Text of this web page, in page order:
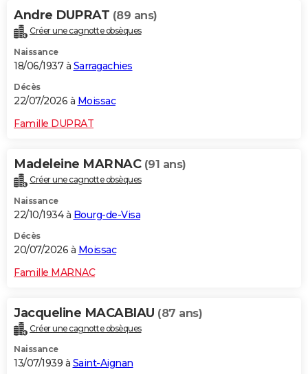
Bricolage
Lifestyle
Culture
Television
Voyage
Andre DUPRAT (89 ans)
Créer une cagnotte obsèques
Naissance
18/06/1937 à Sarragachies
Décès
22/07/2026 à Moissac
Famille DUPRAT
Madeleine MARNAC (91 ans)
Créer une cagnotte obsèques
Naissance
22/10/1934 à Bourg-de-Visa
Décès
20/07/2026 à Moissac
Famille MARNAC
Jacqueline MACABIAU (87 ans)
Créer une cagnotte obsèques
Naissance
13/07/1939 à Saint-Aignan